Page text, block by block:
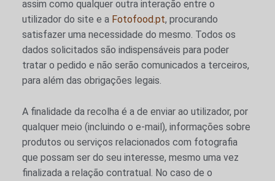
assim como qualquer outra interação entre o
utilizador do site e a Fotofood.pt, procurando
satisfazer uma necessidade do mesmo. Todos os
dados solicitados são indispensáveis para poder
tratar o pedido e não serão comunicados a terceiros,
para além das obrigações legais.
A finalidade da recolha é a de enviar ao utilizador, por
qualquer meio (incluindo o e-mail), informações sobre
produtos ou serviços relacionados com fotografia
que possam ser do seu interesse, mesmo uma vez
finalizada a relação contratual. No caso de o